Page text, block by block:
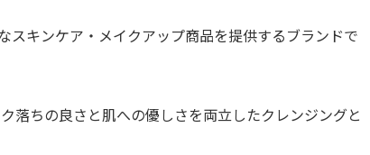
スキンケア・メイクアップ商品を提供するブランドで
落ちの良さと肌への優しさを両立したクレンジングと